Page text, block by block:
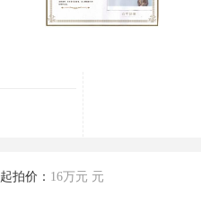
起拍价： 16万元 元